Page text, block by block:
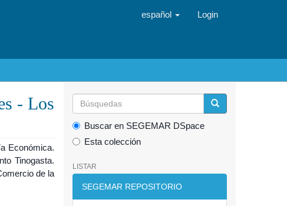
español Login
- Los
Económica.
Tinogasta.
de la
Buscar en SEGEMAR DSpace
Esta colección
LISTAR
SEGEMAR REPOSITORIO